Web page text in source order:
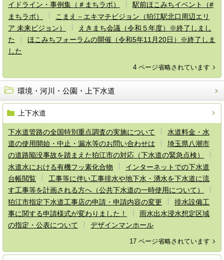
イドライン・事例集（＃まちラボ）
駅前ほこみちイベント（#
まちラボ）
こまえ－エキマチビジョン（狛江駅北口周辺エリ
ア 未来ビジョン）
えきまち会議（令和５年度）※終了しまし
た
ほこみちフォーラムの開催（令和5年11月20日）※終了しま
した
4 ページ省略されています
環境・河川・公園・上下水道
上下水道
下水道管路の全国特別重点調査の実施について
水道料金・水
道の使用開始・中止・漏水等のお問い合わせは
埼玉県八潮市
の道路陥没事故を踏まえた狛江市の対応（下水道の緊急点検）
水道水における有機フッ素化合物
インターネットでの下水道
台帳閲覧
工事等に伴い工事排水や地下水・湧水を下水道に流
す工事等を計画される方へ（公共下水道の一時使用について）
狛江市指定下水道工事店の申請・申請内容の変更
排水設備工
事に関する申請様式が変わりました！
雨水出水浸水想定区域
の指定・公表について
デザインマンホール
17 ページ省略されています